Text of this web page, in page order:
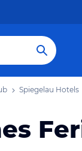
Spiegelau Hotels